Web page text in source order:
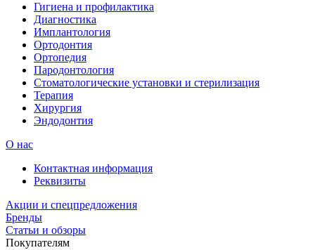
Гигиена и профилактика
Диагностика
Имплантология
Ортодонтия
Ортопедия
Пародонтология
Стоматологические установки и стерилизация
Терапия
Хирургия
Эндодонтия
О нас
Контактная информация
Реквизиты
Акции и спецпредложения
Бренды
Статьи и обзоры
Покупателям